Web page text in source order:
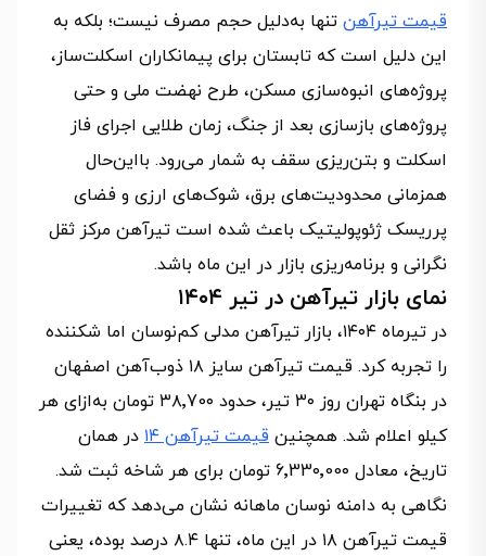
قیمت تیرآهن تنها به‌دلیل حجم مصرف نیست؛ بلکه به
این دلیل است که تابستان برای پیمانکاران اسکلت‌ساز،
پروژه‌های انبوه‌سازی مسکن، طرح نهضت ملی و حتی
پروژه‌های بازسازی بعد از جنگ، زمان طلایی اجرای فاز
اسکلت و بتن‌ریزی سقف به شمار می‌رود. بااین‌حال
همزمانی محدودیت‌های برق، شوک‌های ارزی و فضای
پرریسک ژئوپولیتیک باعث شده است تیرآهن مرکز ثقل
نگرانی و برنامه‌ریزی بازار در این ماه باشد.
نمای بازار تیرآهن در تیر ۱۴۰۴
در تیرماه ۱۴۰۴، بازار تیرآهن مدلی کم‌نوسان اما شکننده
را تجربه کرد. قیمت تیرآهن سایز ۱۸ ذوب‌آهن اصفهان
در بنگاه تهران روز ۳۰ تیر، حدود ۳۸٬70۰ تومان به‌ازای هر
کیلو اعلام شد. همچنین قیمت تیرآهن ۱۴
در همان
تاریخ، معادل 6٬33۰٬00۰ تومان برای هر شاخه ثبت شد.
نگاهی به دامنه نوسان ماهانه نشان می‌دهد که تغییرات
قیمت تیرآهن ۱۸ در این ماه، تنها ۸.۴ درصد بوده، یعنی